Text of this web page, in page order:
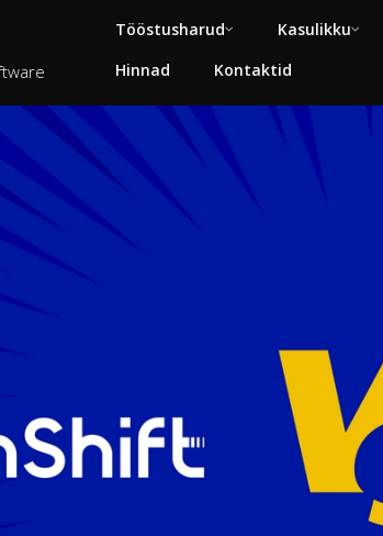
Tööstusharud
Kasulikku
Hinnad
Kontaktid